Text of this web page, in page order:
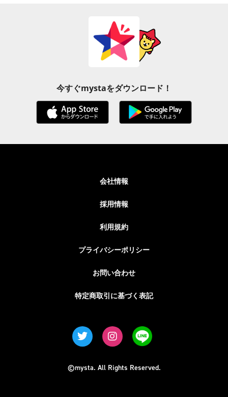
今すぐmystaをダウンロード！
会社情報
採用情報
利用規約
プライバシーポリシー
お問い合わせ
特定商取引に基づく表記
©mysta. All Rights Reserved.